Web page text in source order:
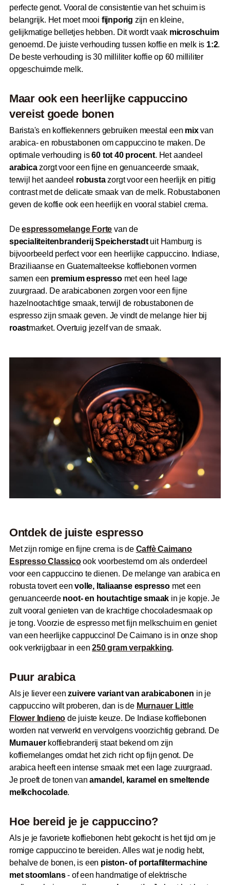
perfecte genot. Vooral de consistentie van het schuim is
belangrijk. Het moet mooi fijnporig zijn en kleine,
gelijkmatige belletjes hebben. Dit wordt vaak microschuim
genoemd. De juiste verhouding tussen koffie en melk is 1:2.
De beste verhouding is 30 milliliter koffie op 60 milliliter
opgeschuimde melk.
Maar ook een heerlijke cappuccino
vereist goede bonen
Barista's en koffiekenners gebruiken meestal een mixvan
arabica- en robustabonen om cappuccino te maken. De
optimale verhouding is60 tot 40 procent. Het aandeel
arabicazorgt voor een fijne en genuanceerde smaak,
terwijl het aandeel robustazorgt voor een heerlijk en pittig
contrast met de delicate smaak van de melk. Robustabonen
geven de koffie ook een heerlijk en vooral stabiel crema.
Deespressomelange Forte van de
specialiteitenbranderij Speicherstadtuit Hamburg is
bijvoorbeeld perfect voor een heerlijke cappuccino. Indiase,
Braziliaanse en Guatemalteekse koffiebonen vormen
samen een premium espressomet een heel lage
zuurgraad. De arabicabonen zorgen voor een fijne
hazelnootachtige smaak, terwijl de robustabonen de
espresso zijn smaak geven. Je vindt de melange hier bij
roastmarket. Overtuig jezelf van de smaak.
Ontdek de juiste espresso
Met zijn romige en fijne crema is de Caffè Caimano
Espresso Classicoook voorbestemd om als onderdeel
voor een cappuccino te dienen. De melange van arabica en
robusta tovert eenvolle, Italiaanse espresso met een
genuanceerde noot- en houtachtige smaak in je kopje. Je
zult vooral genieten van de krachtige chocoladesmaak op
je tong. Voorzie de espresso met fijn melkschuim en geniet
van een heerlijke cappuccino! De Caimano is in onze shop
ook verkrijgbaar in een250 gram verpakking.
Puur arabica
Als je liever eenzuivere variant van arabicabonen in je
cappuccino wilt proberen, dan is de Murnauer Little
Flower Indieno de juiste keuze. De Indiase koffiebonen
worden nat verwerkt en vervolgens voorzichtig gebrand. De
Murnauerkoffiebranderij staat bekend om zijn
koffiemelanges omdat het zich richt op fijn genot. De
arabica heeft een intense smaak met een lage zuurgraad.
Je proeft de tonen vanamandel, karamel en smeltende
melkchocolade.
Hoe bereid je je cappuccino?
Als je je favoriete koffiebonen hebt gekocht is het tijd om je
romige cappuccino te bereiden. Alles wat je nodig hebt,
behalve de bonen, is een piston- of portafiltermachine
met stoomlans- of een handmatige of elektrische